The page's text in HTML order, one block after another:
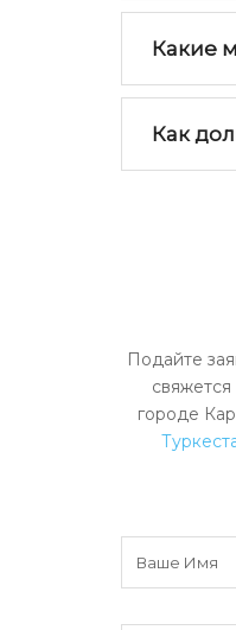
Какие
Как
Подайте
городе